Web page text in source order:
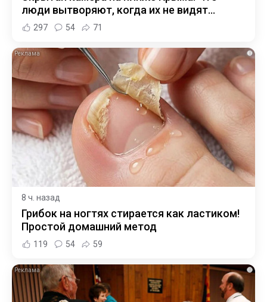
люди вытворяют, когда их не видят...
297 54 71
i
8 ч. назад
Грибок на ногтях стирается как ластиком!
Простой домашний метод
119 54 59
i